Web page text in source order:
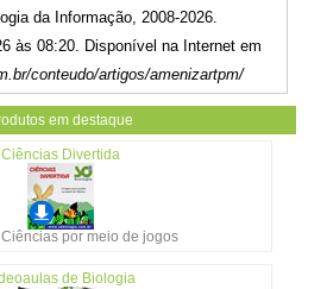
da Informação, 2008-2026.
às 08:20. Disponível na Internet em
conteudo/artigos/amenizartpm/
em destaque
Ciências Divertida
por meio de jogos
de Biologia